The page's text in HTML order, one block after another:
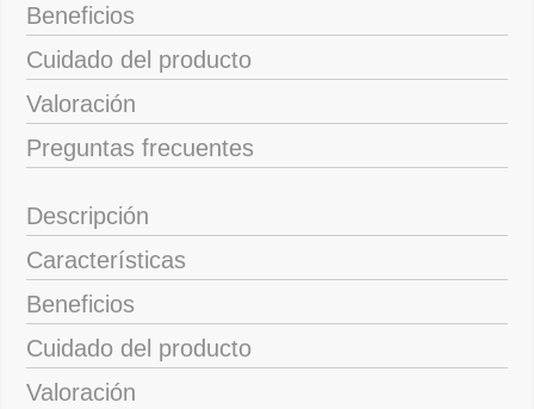
Beneficios
Cuidado del producto
Valoración
Preguntas frecuentes
Descripción
Características
Beneficios
Cuidado del producto
Valoración